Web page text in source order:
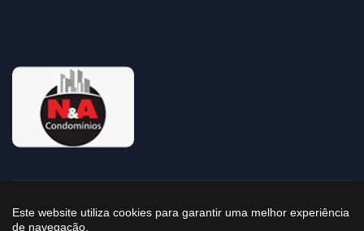
©2025 Todos os Direitos Reservados à Imobiliária Gilar
Este website utiliza cookies para garantir uma melhor experiência
de navegação.